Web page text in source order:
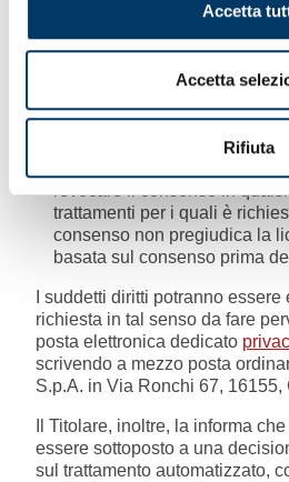
Accetta
Accetta
Rifiuta
ricevere in un formato di uso
dispositivo automatico e
personali che la riguardano,
consenso, e/o chiedere che i
riguardano siano trasmessi
revocare il consenso in
trattamenti per i quali è
consenso non pregiudica la
basata sul consenso prima
I suddetti diritti potranno
richiesta in tal senso da fare
posta elettronica dedicato
scrivendo a mezzo posta
S.p.A. in Via Ronchi 67, 16155,
Il Titolare, inoltre, la informa
essere sottoposto a una
sul trattamento automatizzato,